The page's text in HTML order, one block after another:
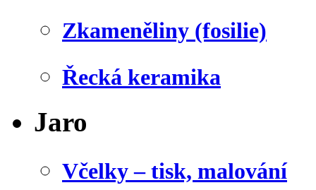
Zkameněliny (fosilie)
Řecká keramika
Jaro
Včelky – tisk, malování